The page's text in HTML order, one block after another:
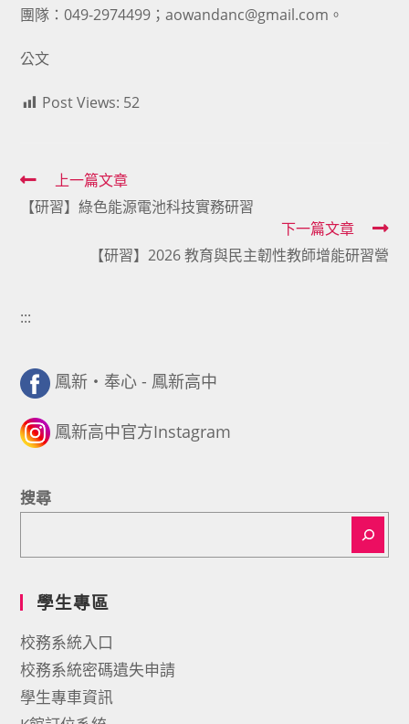
團隊：049-2974499；aowandanc@gmail.com。
公文
Post Views: 52
Read
more
上一篇文章
【研習】綠色能源電池科技實務研習
下一篇文章
【研習】2026 教育與民主韌性教師增能研習營
:::
鳳新・奉心 - 鳳新高中
鳳新高中官方Instagram
搜尋
學生專區
校務系統入口
校務系統密碼遺失申請
學生專車資訊